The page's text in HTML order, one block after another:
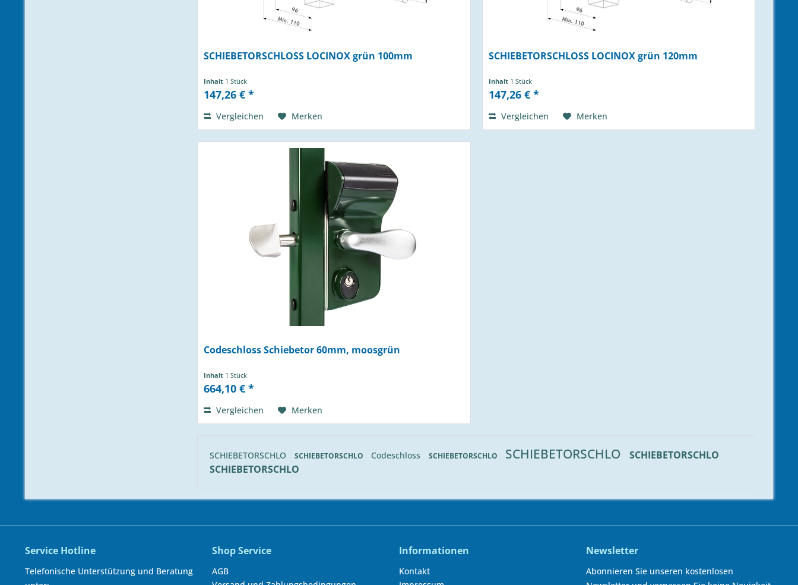
SCHIEBETORSCHLOSS LOCINOX grün 100mm
Inhalt 1 Stück
147,26 € *
Vergleichen Merken
SCHIEBETORSCHLOSS LOCINOX grün 120mm
Inhalt 1 Stück
147,26 € *
Vergleichen Merken
Codeschloss Schiebetor 60mm, moosgrün
Inhalt 1 Stück
664,10 € *
Vergleichen Merken
SCHIEBETORSCHLO SCHIEBETORSCHLO Codeschloss SCHIEBETORSCHLO SCHIEBETORSCHLO
SCHIEBETORSCHLO
SCHIEBETORSCHLO
Service Hotline
Telefonische Unterstützung und Beratung
Shop Service
AGB
Informationen
Kontakt
Newsletter
Abonnieren Sie unseren kostenlosen